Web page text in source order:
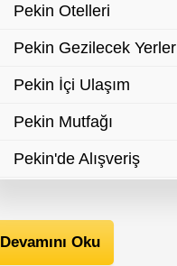
Pekin Otelleri
Pekin Gezilecek Yerler
Pekin İçi Ulaşım
Pekin Mutfağı
Pekin'de Alışveriş
Pekin Festivaller
Devamını Oku